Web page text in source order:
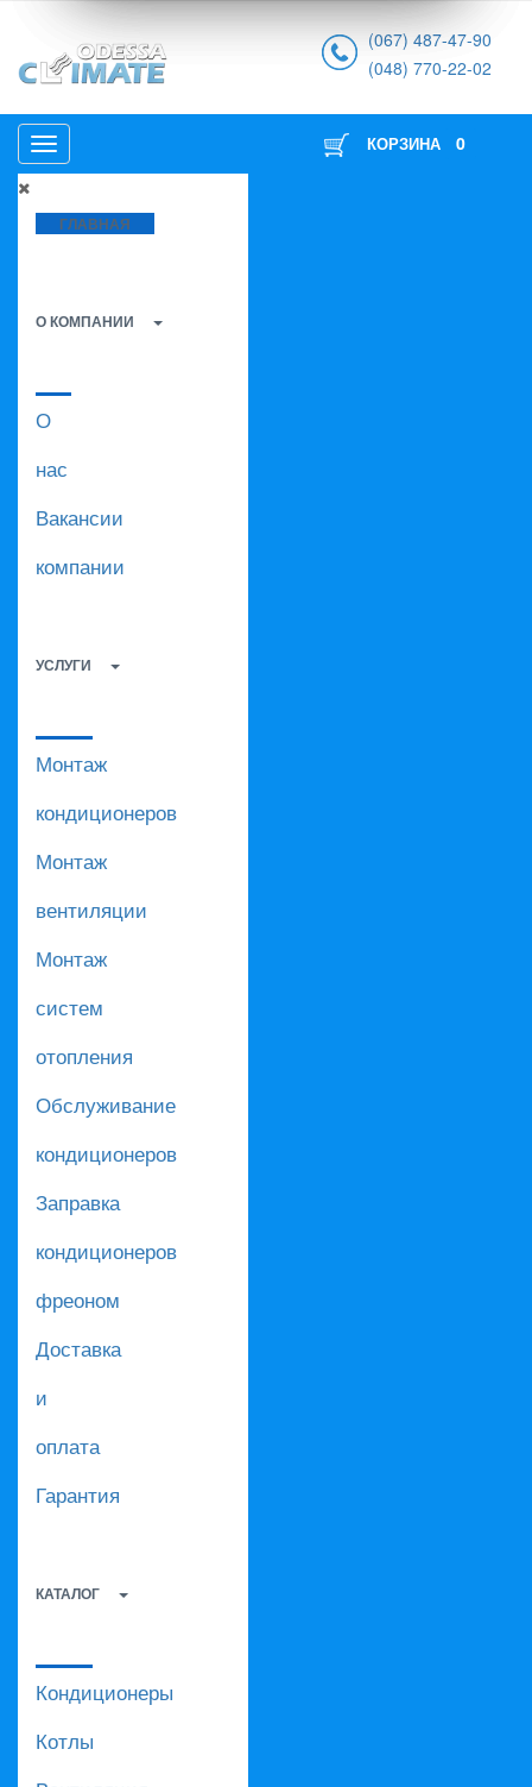
(067) 487-47-90
(048) 770-22-02
ГЛАВНАЯ
О КОМПАНИИ
О
нас
Вакансии
компании
УСЛУГИ
Монтаж
кондиционеров
Монтаж
вентиляции
Монтаж
систем
отопления
Обслуживание
кондиционеров
Заправка
кондиционеров
фреоном
Доставка
и
оплата
Гарантия
КАТАЛОГ
Кондиционеры
Котлы
КОРЗИНА 0